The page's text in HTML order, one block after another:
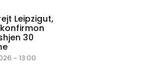
Leipzigut,
30
- 13:00